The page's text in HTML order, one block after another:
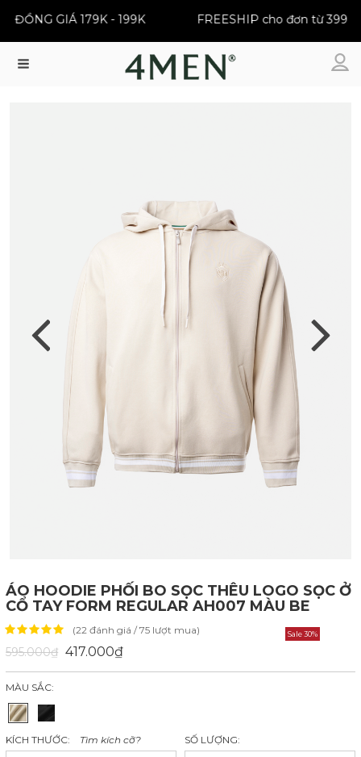
GIÁ 179K - 199K FREESHIP cho đơn từ 399K
ÁO HOODIE PHỐI BO SỌC THÊU LOGO SỌC Ở
CỔ TAY FORM REGULAR AH007 MÀU BE
Sale 30%
(22 đánh giá / 75 lượt mua)
595.000₫ 417.000₫
MÀU SẮC:
KÍCH THƯỚC: Tìm kích cỡ? SỐ LƯỢNG: